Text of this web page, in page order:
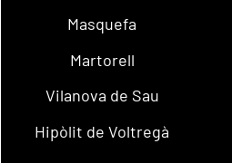
Masquefa
Martorell
Vilanova de Sau
Hipòlit de Voltregà